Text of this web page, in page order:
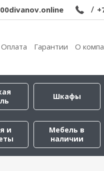
/
Оплата Гарантии О
Шкафы
и
Мебель в
наличии